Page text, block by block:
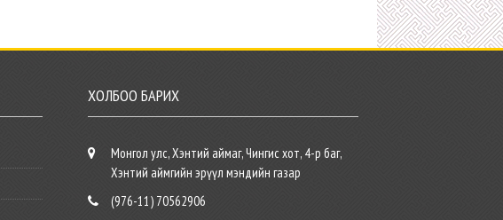
ХОЛБОО БАРИХ
Монгол улс, Хэнтий аймаг, Чингис хот, 4-р баг,
Хэнтий аймгийн эрүүл мэндийн газар
(976-11) 70562906